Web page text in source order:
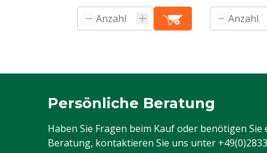
Stromquelle
Netzstrom
Spannung
230 V
Schalter
Keine
Typ Nummer
50 RSWE/C
Gewicht
30 kg
Persönliche Beratung
Haben Sie Fragen beim Kauf oder benötigen Sie
Beratung, kontaktieren Sie uns unter